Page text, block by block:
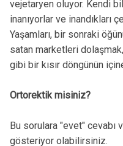
vejetaryen oluyor. Kendi
inanıyorlar ve inandıkları
Yaşamları, bir sonraki
satan marketleri
gibi bir kısır döngünün
Ortorektik misiniz?
Bu sorulara "evet"
gösteriyor olabilirsiniz.